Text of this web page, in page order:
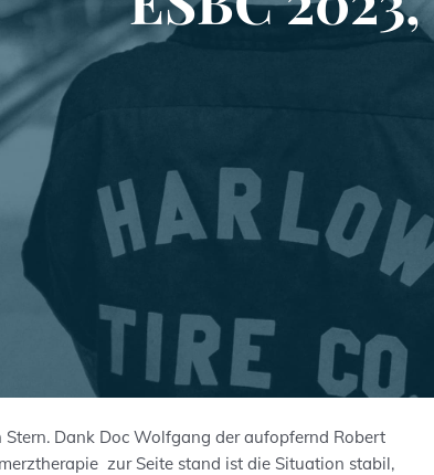
Dank Doc Wolfgang der aufopfernd Robert
zur Seite stand ist die Situation stabil,